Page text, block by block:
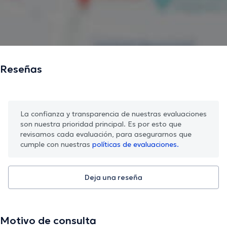
Reseñas
La confianza y transparencia de nuestras evaluaciones
son nuestra prioridad principal. Es por esto que
revisamos cada evaluación, para asegurarnos que
cumple con nuestras políticas de evaluaciones.
Deja una reseña
Motivo de consulta